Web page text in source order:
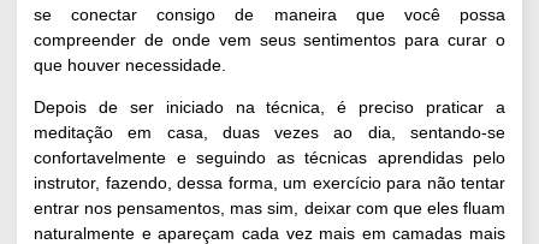
se conectar consigo de maneira que você possa
compreender de onde vem seus sentimentos para curar o
que houver necessidade.
Depois de ser iniciado na técnica, é preciso praticar a
meditação em casa, duas vezes ao dia, sentando-se
confortavelmente e seguindo as técnicas aprendidas pelo
instrutor, fazendo, dessa forma, um exercício para não tentar
entrar nos pensamentos, mas sim, deixar com que eles fluam
naturalmente e apareçam cada vez mais em camadas mais